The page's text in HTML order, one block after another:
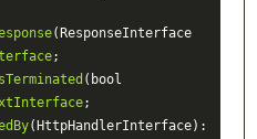
(ResponseInterface
;
(bool
;
(HttpHandlerInterface)